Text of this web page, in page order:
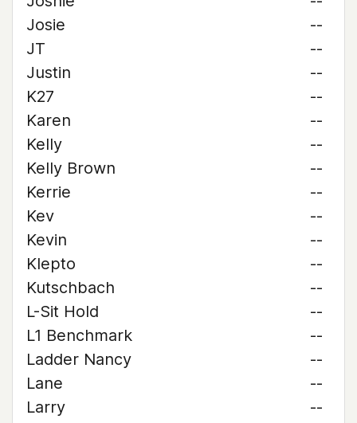
Josie
--
JT
--
Justin
--
K27
--
Karen
--
Kelly
--
Kelly Brown
--
Kerrie
--
Kev
--
Kevin
--
Klepto
--
Kutschbach
--
L-Sit Hold
--
L1 Benchmark
--
Ladder Nancy
--
Lane
--
Larry
--